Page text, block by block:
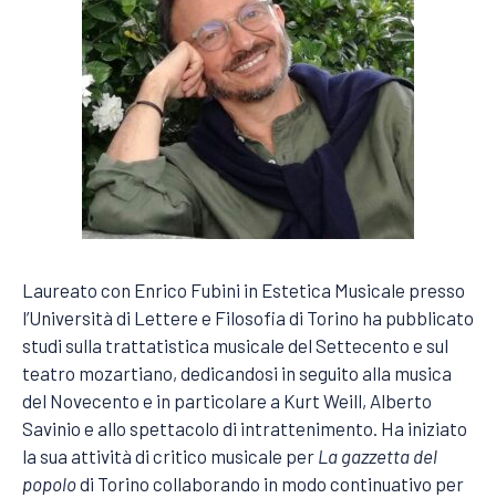
Laureato con Enrico Fubini in Estetica Musicale presso
l’Università di Lettere e Filosofia di Torino ha pubblicato
studi sulla trattatistica musicale del Settecento e sul
teatro mozartiano, dedicandosi in seguito alla musica
del Novecento e in particolare a Kurt Weill, Alberto
Savinio e allo spettacolo di intrattenimento. Ha iniziato
la sua attività di critico musicale per La gazzetta del
popolodi Torino collaborando in modo continuativo per